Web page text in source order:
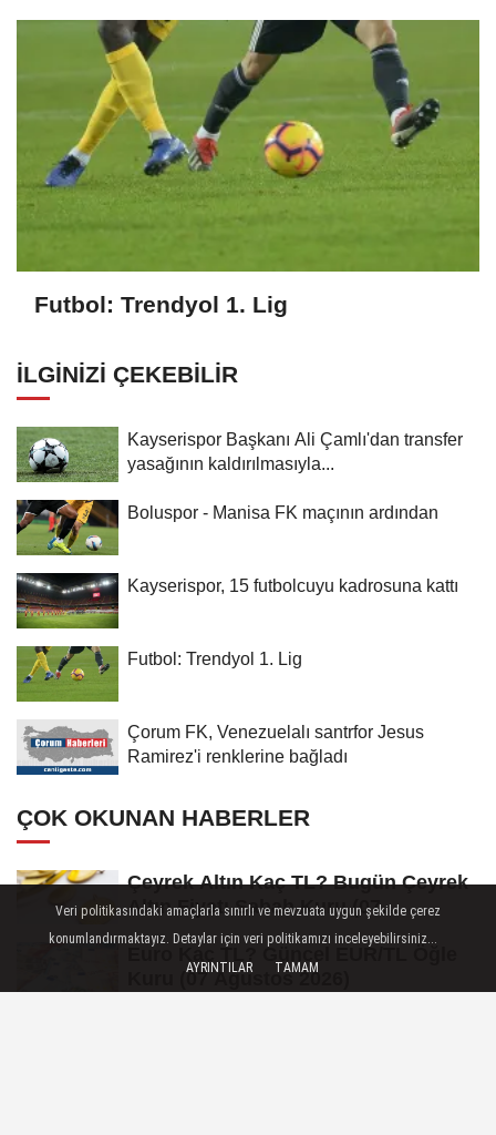
Futbol: Trendyol 1. Lig
İLGINIZI ÇEKEBILIR
Kayserispor Başkanı Ali Çamlı'dan transfer
yasağının kaldırılmasıyla...
Boluspor - Manisa FK maçının ardından
Kayserispor, 15 futbolcuyu kadrosuna kattı
Futbol: Trendyol 1. Lig
Çorum FK, Venezuelalı santrfor Jesus
Ramirez'i renklerine bağladı
ÇOK OKUNAN HABERLER
Çeyrek Altın Kaç TL? Bugün Çeyrek
Altın Fiyatı Sabah Kuru (07
Ağustos...
Kuru (07 Ağustos 2026)
Veri politikasındaki amaçlarla sınırlı ve mevzuata uygun şekilde çerez
konumlandırmaktayız. Detaylar için veri politikamızı inceleyebilirsiniz...
AYRINTILAR
TAMAM